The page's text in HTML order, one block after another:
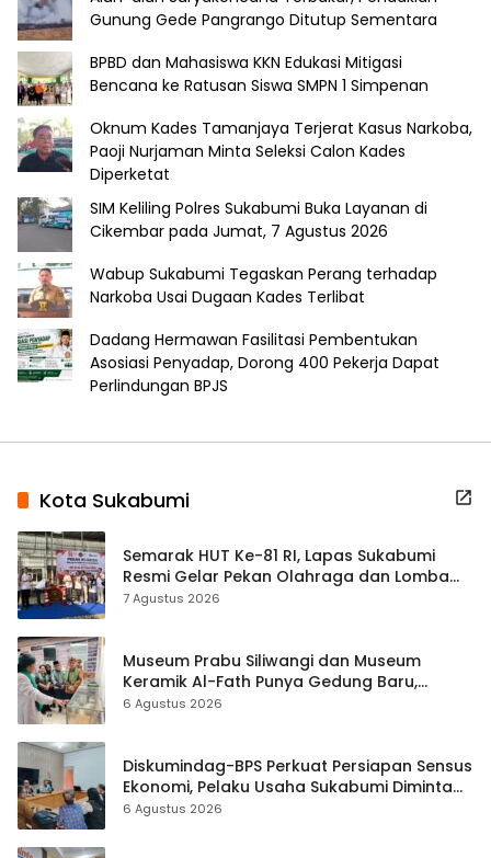
Gunung Gede Pangrango Ditutup Sementara
BPBD dan Mahasiswa KKN Edukasi Mitigasi
Bencana ke Ratusan Siswa SMPN 1 Simpenan
Oknum Kades Tamanjaya Terjerat Kasus Narkoba,
Paoji Nurjaman Minta Seleksi Calon Kades
Diperketat
SIM Keliling Polres Sukabumi Buka Layanan di
Cikembar pada Jumat, 7 Agustus 2026
Wabup Sukabumi Tegaskan Perang terhadap
Narkoba Usai Dugaan Kades Terlibat
Dadang Hermawan Fasilitasi Pembentukan
Asosiasi Penyadap, Dorong 400 Pekerja Dapat
Perlindungan BPJS
Kota Sukabumi
Semarak HUT Ke-81 RI, Lapas Sukabumi
Resmi Gelar Pekan Olahraga dan Lomba
Tradisional
7 Agustus 2026
Museum Prabu Siliwangi dan Museum
Keramik Al-Fath Punya Gedung Baru,
Hampir 500 Koleksi Dipisahkan
6 Agustus 2026
Diskumindag-BPS Perkuat Persiapan Sensus
Ekonomi, Pelaku Usaha Sukabumi Diminta
Terbuka Beri Data
6 Agustus 2026